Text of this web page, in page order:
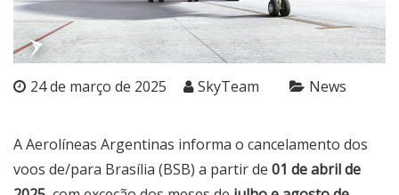
24 de março de 2025 SkyTeam News
A Aerolíneas Argentinas informa o cancelamento dos
voos de/para Brasília (BSB) a partir de 01 de abril de